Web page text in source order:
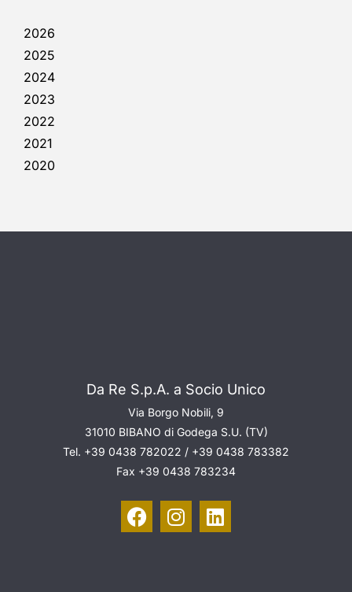
2026
2025
2024
2023
2022
2021
2020
Da Re S.p.A. a Socio Unico
Via Borgo Nobili, 9
31010 BIBANO di Godega S.U. (TV)
Tel. +39 0438 782022 / +39 0438 783382
Fax +39 0438 783234